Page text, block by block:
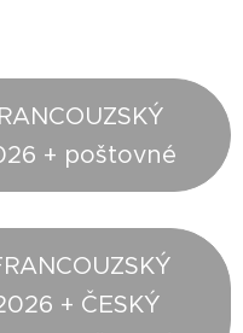
+ poštovné
+ ČESKÝ